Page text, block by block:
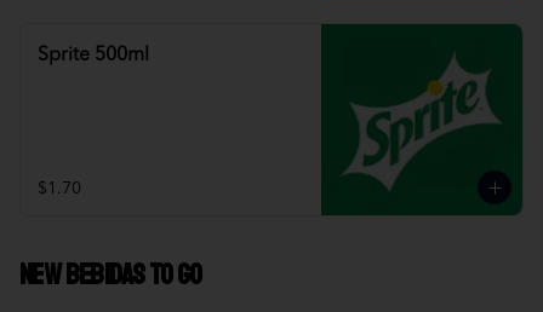
Sprite 500ml
$1.70
NEW Bebidas To Go